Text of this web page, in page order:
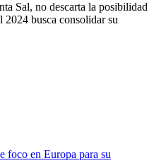
Sal, no descarta la posibilidad
2024 busca consolidar su